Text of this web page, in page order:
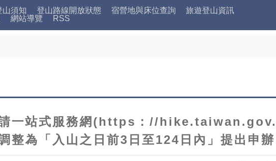
山須知 登山路線開放狀態 宿營地與床位查詢
旅遊登山資訊
網站導覽 RSS
請一站式服務網(https：//
整為「入山之日前3日至124日內」提出申